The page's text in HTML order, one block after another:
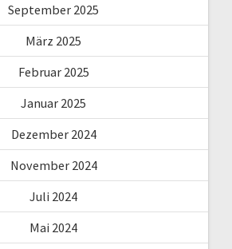
September 2025
März 2025
Februar 2025
Januar 2025
Dezember 2024
November 2024
Juli 2024
Mai 2024